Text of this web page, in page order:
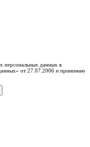
персональных данных в
от 27.07.2006 и принимаю